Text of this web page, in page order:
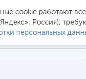
«Избыточный вес»
cookie работают
Россия),
персональных